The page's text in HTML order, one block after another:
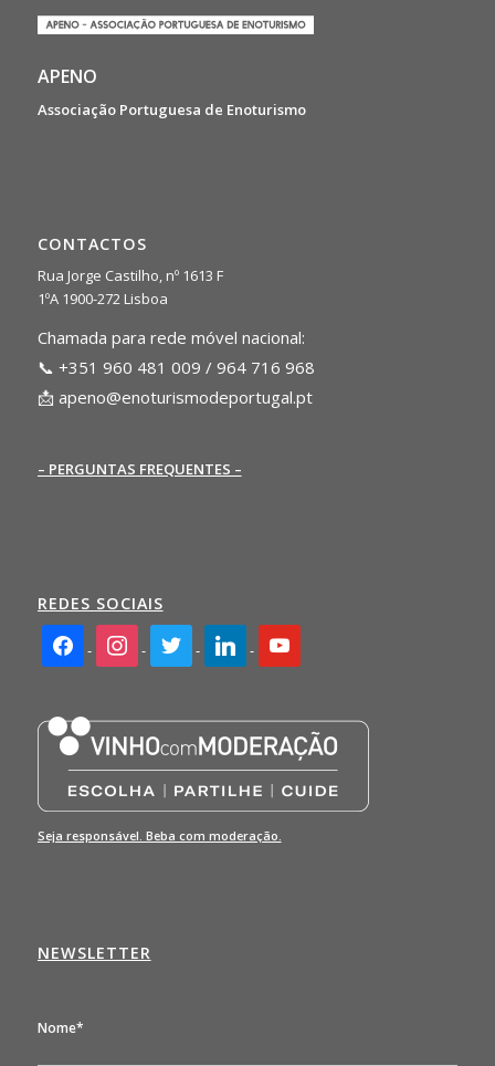
APENO
Associação Portuguesa de Enoturismo
CONTACTOS
Rua Jorge Castilho, nº 1613 F
1ºA 1900-272 Lisboa
Chamada para rede móvel nacional:
📞 +351 960 481 009 / 964 716 968
📩 apeno@enoturismodeportugal.pt
– PERGUNTAS FREQUENTES –
REDES SOCIAIS
facebook2instagramtwitter linkedin youtube
Seja responsável. Beba com moderação.
NEWSLETTER
Nome*